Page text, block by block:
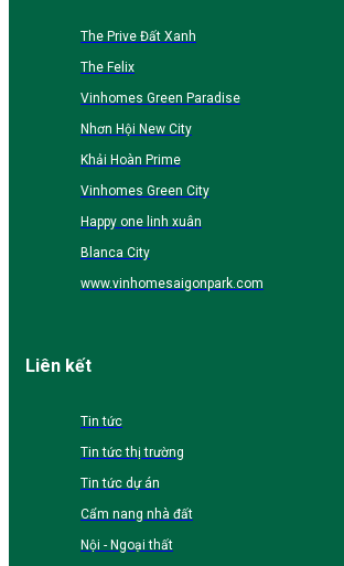
The Prive Đất Xanh
The Felix
Vinhomes Green Paradise
Nhơn Hội New City
Khải Hoàn Prime
Vinhomes Green City
Happy one linh xuân
Blanca City
www.vinhomesaigonpark.com
Liên kết
Tin tức
Tin tức thị trường
Tin tức dự án
Cẩm nang nhà đất
Nội - Ngoại thất